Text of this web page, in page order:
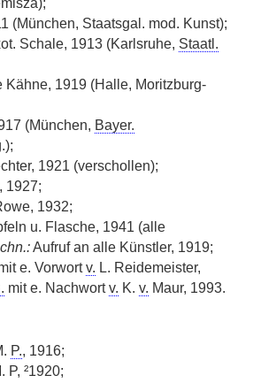
(München, Staatsgal. mod. Kunst);
Schale, 1913 (Karlsruhe, Staatl.
Kähne, 1919 (Halle, Moritzburg-
(München, Bayer.
1921 (verschollen);
1927;
1932;
u. Flasche, 1941 (alle
Aufruf an alle Künstler, 1919;
e. Vorwortv. L. Reidemeister,
mit e. Nachwortv. K. v. Maur, 1993.
P., 1916;
P, ²1920;